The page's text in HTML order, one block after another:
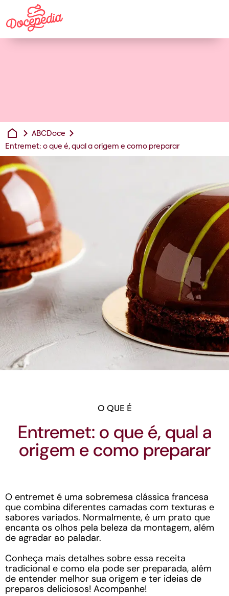
ABCDoce
Entremet: o que é, qual a origem e como preparar
O QUE É
Entremet: o que é, qual a
origem e como preparar
O entremet é uma sobremesa clássica francesa
que combina diferentes camadas com texturas e
sabores variados. Normalmente, é um prato que
encanta os olhos pela beleza da montagem, além
de agradar ao paladar.
Conheça mais detalhes sobre essa receita
tradicional e como ela pode ser preparada, além
de entender melhor sua origem e ter ideias de
preparos deliciosos! Acompanhe!